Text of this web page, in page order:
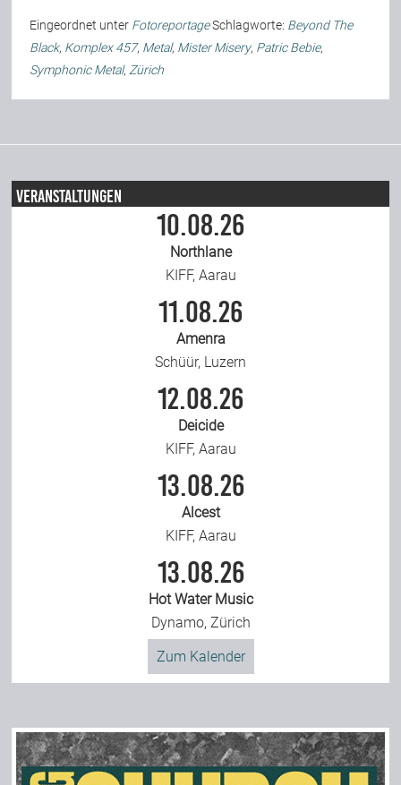
Eingeordnet unter FotoreportageSchlagworte: Beyond The
Black, Komplex 457, Metal, Mister Misery, Patric Bebie,
Symphonic Metal, Zürich
Veranstaltungen
10.08.26
Northlane
KIFF, Aarau
11.08.26
Amenra
Schüür, Luzern
12.08.26
Deicide
KIFF, Aarau
13.08.26
Alcest
KIFF, Aarau
13.08.26
Hot Water Music
Dynamo, Zürich
Zum Kalender